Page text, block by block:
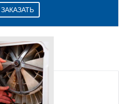
ЗАКАЗАТЬ